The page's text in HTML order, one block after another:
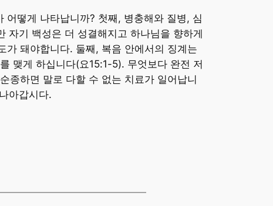
떻게 나타납니까? 첫째, 병충해와 질병, 심
자기 백성은 더 성결해지고 하나님을 향하게
가 돼야합니다. 둘째, 복음 안에서의 징계는
맺게 하십니다(요15:1-5). 무엇보다 완전 저
종하면 말로 다할 수 없는 치료가 일어납니
아갑시다.